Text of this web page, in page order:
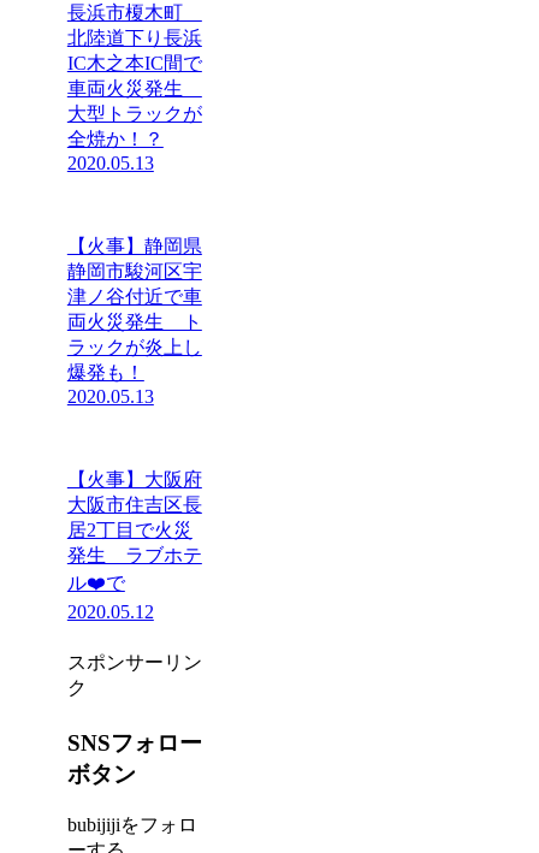
長浜市榎木町
北陸道下り長浜
IC木之本IC間で
車両火災発生
大型トラックが
全焼か！？
2020.05.13
【火事】静岡県
静岡市駿河区宇
津ノ谷付近で車
両火災発生 ト
ラックが炎上し
爆発も！
2020.05.13
【火事】大阪府
大阪市住吉区長
居2丁目で火災
発生 ラブホテ
ル❤️で
2020.05.12
スポンサーリン
ク
SNSフォロー
ボタン
bubijijiをフォロ